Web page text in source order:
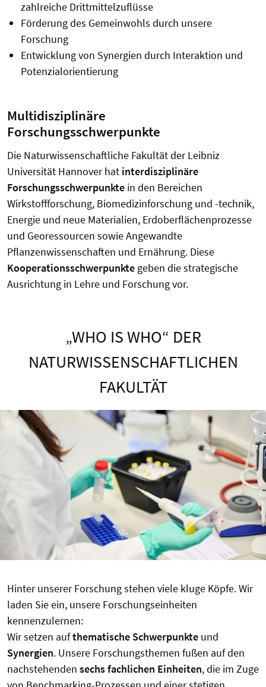
zahlreiche Drittmittelzuflüsse
Förderung des Gemeinwohls durch unsere
Forschung
Entwicklung von Synergien durch Interaktion und
Potenzialorientierung
Multidisziplinäre
Forschungsschwerpunkte
Die Naturwissenschaftliche Fakultät der Leibniz
Universität Hannover hat interdisziplinäre
Forschungsschwerpunkte in den Bereichen
Wirkstoffforschung, Biomedizinforschung und -technik,
Energie und neue Materialien, Erdoberflächenprozesse
und Georessourcen sowie Angewandte
Pflanzenwissenschaften und Ernährung. Diese
Kooperationsschwerpunkte geben die strategische
Ausrichtung in Lehre und Forschung vor.
„WHO IS WHO“ DER
NATURWISSENSCHAFTLICHEN
FAKULTÄT
Hinter unserer Forschung stehen viele kluge Köpfe. Wir
laden Sie ein, unsere Forschungseinheiten
kennenzulernen:
Wir setzen aufthematische Schwerpunkte und
Synergien. Unsere Forschungsthemen fußen auf den
nachstehenden sechs fachlichen Einheiten, die im Zuge